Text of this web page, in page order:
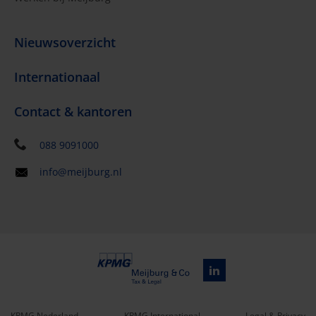
Nieuwsoverzicht
Internationaal
Contact & kantoren
088 9091000
info@meijburg.nl